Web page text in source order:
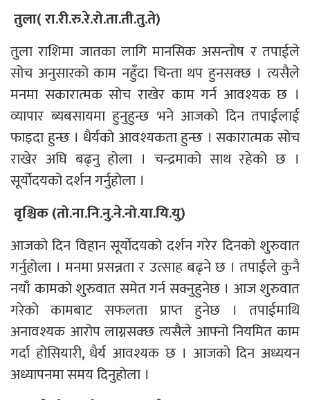
तुला( रा.री.रु.रे.रो.ता.ती.तु.ते)
तुला राशिमा जातका लागि मानसिक असन्तोष र तपाईले
सोच अनुसारको काम नहुँदा चिन्ता थप हुनसक्छ । त्यसैले
मनमा सकारात्मक सोच राखेर काम गर्न आवश्यक छ ।
व्यापार ब्यबसायमा हुनुहुन्छ भने आजको दिन तपाईलाई
फाइदा हुन्छ । धैर्यको आवश्यकता हुन्छ । सकारात्मक सोच
राखेर अघि बढ्नु होला । चन्द्रमाको साथ रहेको छ ।
सूर्योदयको दर्शन गर्नुहोला ।
वृश्चिक (तो.ना.नि.नु.ने.नो.या.यि.यु)
आजको दिन विहान सूर्योदयको दर्शन गरेर दिनको शुरुवात
गर्नुहोला । मनमा प्रसन्नता र उत्साह बढ्ने छ । तपाईले कुनै
नयाँ कामको शुरुवात समेत गर्न सक्नुहुनेछ । आज शुरुवात
गरेको कामबाट सफलता प्राप्त हुनेछ । तपाईमाथि
अनावश्यक आरोप लाग्नसक्छ त्यसैले आफ्नो नियमित काम
गर्दा होसियारी, धैर्य आवश्यक छ । आजको दिन अध्ययन
अध्यापनमा समय दिनुहोला ।